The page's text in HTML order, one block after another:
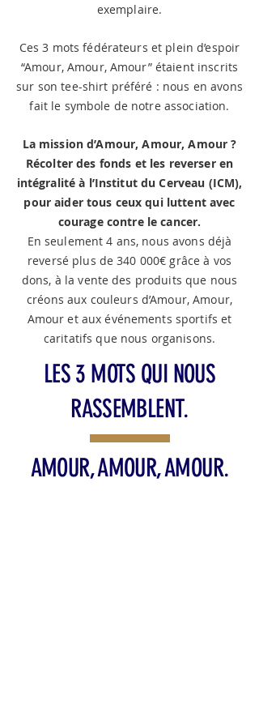
exemplaire.
Ces 3 mots fédérateurs et plein d’espoir
“Amour, Amour, Amour” étaient inscrits
sur son tee-shirt préféré : nous en avons
fait le symbole de notre association.
La mission d’Amour, Amour, Amour ?
Récolter des fonds et les reverser en
intégralité à l’Institut du Cerveau (ICM),
pour aider tous ceux qui luttent avec
courage contre le cancer.
En seulement 4 ans, nous avons déjà
reversé plus de 340 000€ grâce à vos
dons, à la vente des produits que nous
créons aux couleurs d’Amour, Amour,
Amour et aux événements sportifs et
caritatifs que nous organisons.
LES 3 MOTS QUI NOUS
RASSEMBLENT.
AMOUR, AMOUR, AMOUR.